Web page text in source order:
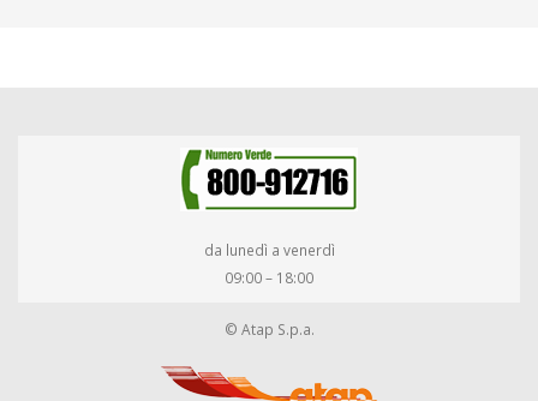
da lunedì a venerdì
09:00 – 18:00
© Atap S.p.a.